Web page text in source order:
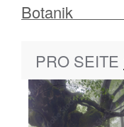
Botanik
PRO SEITE